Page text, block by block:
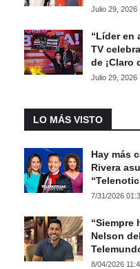
Julio 29, 2026
“Líder en
TV
de ¡Claro
Julio 29, 2026
LO MÁS VISTO
Hay más
Rivera
7/31/2026
“Siempre
Nelson
8/04/2026